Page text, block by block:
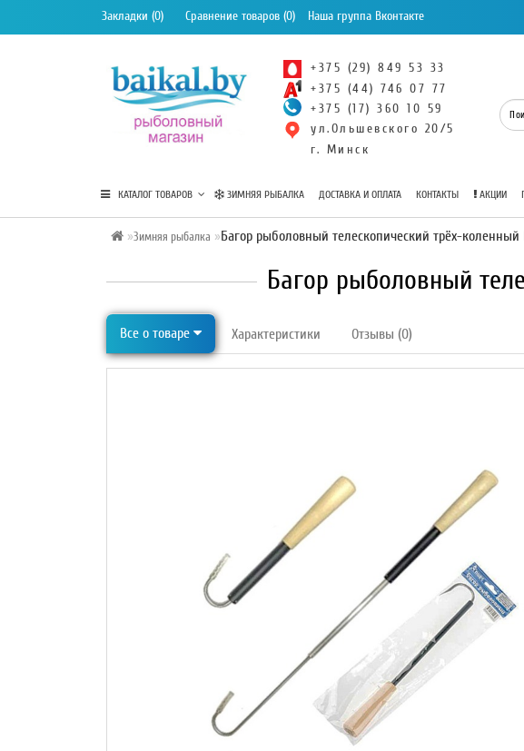
Закладки (0) Сравнение товаров (0) Наша группа Вконтакте
+375 (29) 849 53 33
+375 (44) 746 07 77
+375 (17) 360 10 59
ул.Ольшевского 20/5
г. Минск
КАТАЛОГ ТОВАРОВ ЗИМНЯЯ РЫБАЛКА ДОСТАВКА И ОПЛАТА КОНТАКТЫ АКЦИИ
Зимняя рыбалка Багор рыболовный телескопический трёх-
Багор рыболовный
Все о товаре Характеристики Отзывы (0)